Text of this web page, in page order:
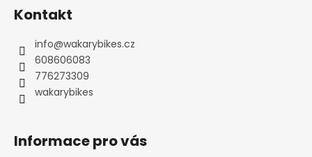
Kontakt
info@wakarybikes.cz
608606083
776273309
wakarybikes
Informace pro vás